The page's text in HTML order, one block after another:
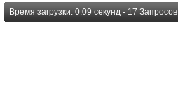
Время загрузки: 0.09 секунд - 17 Запросов